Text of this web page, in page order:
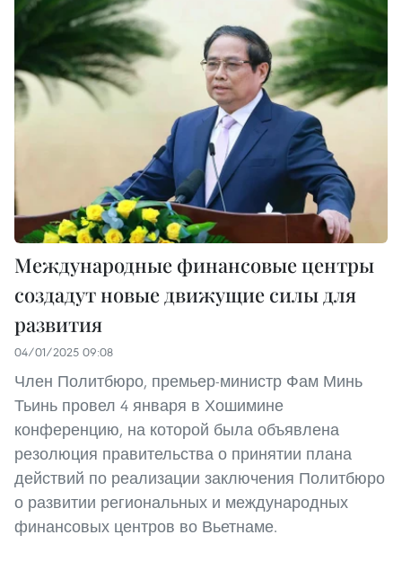
Международные финансовые центры
создадут новые движущие силы для
развития
04/01/2025 09:08
Член Политбюро, премьер-министр Фам Минь
Тьинь провел 4 января в Хошимине
конференцию, на которой была объявлена
резолюция правительства о принятии плана
действий по реализации заключения Политбюро
о развитии региональных и международных
финансовых центров во Вьетнаме.